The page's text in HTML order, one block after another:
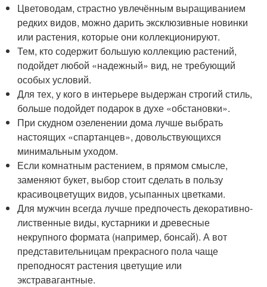
Цветоводам, страстно увлечённым выращиванием
редких видов, можно дарить эксклюзивные новинки
или растения, которые они коллекционируют.
Тем, кто содержит большую коллекцию растений,
подойдет любой «надежный» вид, не требующий
особых условий.
Для тех, у кого в интерьере выдержан строгий стиль,
больше подойдет подарок в духе «обстановки».
При скудном озеленении дома лучше выбрать
настоящих «спартанцев», довольствующихся
минимальным уходом.
Если комнатным растением, в прямом смысле,
заменяют букет, выбор стоит сделать в пользу
красивоцветущих видов, усыпанных цветками.
Для мужчин всегда лучше предпочесть декоративно-
лиственные виды, кустарники и древесные
некрупного формата (например, бонсай). А вот
представительницам прекрасного пола чаще
преподносят растения цветущие или
экстравагантные.